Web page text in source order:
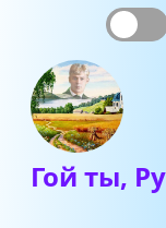
Гой ты,